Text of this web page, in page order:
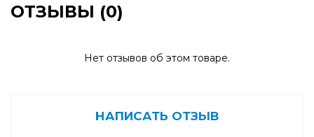
ОТЗЫВЫ (0)
Нет отзывов об этом товаре.
НАПИСАТЬ ОТЗЫВ